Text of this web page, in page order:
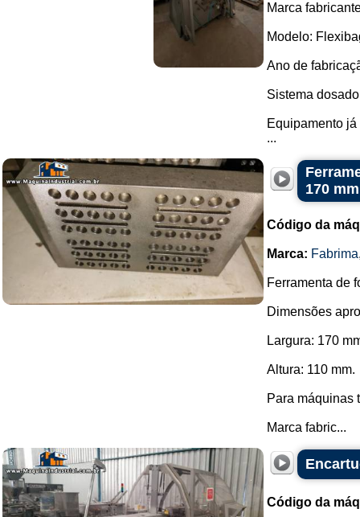
Marca
Modelo:
Ano de
Sistema
Equipamento
...
170
Código da
Marca: Fabrima
Ferramenta de
Dimensões
Largura: 170
Altura: 110 mm.
Para máquinas
Marca fabric...
Código da